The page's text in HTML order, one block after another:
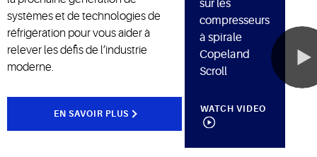
systèmes et de technologies de
réfrigération pour vous aider à
relever les défis de l’industrie
moderne.
EN SAVOIR PLUS
sur les
compresseurs
à spirale
Copeland
Scroll
WATCH VIDEO